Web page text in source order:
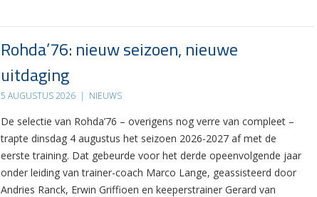
Rohda’76: nieuw seizoen, nieuwe
uitdaging
5 AUGUSTUS 2026 | NIEUWS
De selectie van Rohda’76 – overigens nog verre van compleet –
trapte dinsdag 4 augustus het seizoen 2026-2027 af met de
eerste training. Dat gebeurde voor het derde opeenvolgende jaar
onder leiding van trainer-coach Marco Lange, geassisteerd door
Andries Ranck, Erwin Griffioen en keeperstrainer Gerard van